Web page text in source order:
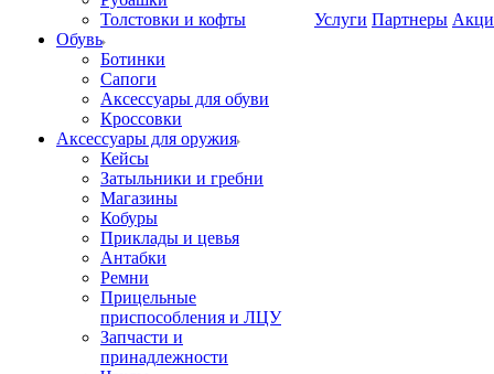
Толстовки и кофты
Обувь
Ботинки
Сапоги
Аксессуары для обуви
Кроссовки
Аксессуары для оружия
Кейсы
Затыльники и гребни
Магазины
Кобуры
Приклады и цевья
Антабки
Ремни
Прицельные
приспособления и ЛЦУ
Запчасти и
принадлежности
Услуги Партнеры